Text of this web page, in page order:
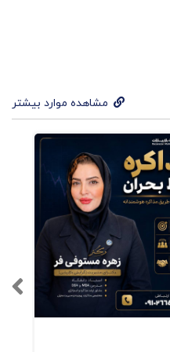
به شیوه‌ای با مردم
اطلاعاتی را در مورد
دهند، به‌علاوه
الهام‌بخش دیگران در
خرید کردن ـ
این
هستند که به
مشاهده موارد بیشتر